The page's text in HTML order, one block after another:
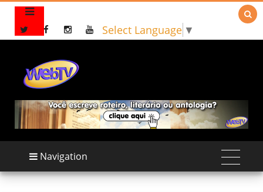
Select Language ▼

Navigation